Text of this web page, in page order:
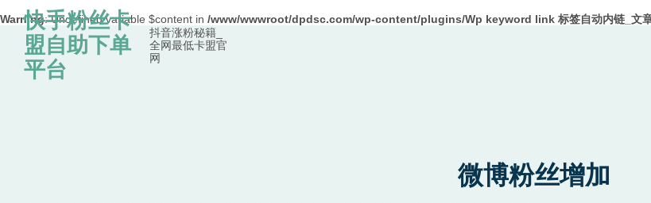
Warning: Undefined variable $content in /www/wwwroot/dpdsc.com/wp-content/plugins/Wp keyword link 标签自动内链_文
Skip to content
快手粉丝卡
盟自助下单
平台
抖音涨粉秘籍_
全网最低卡盟官
网
微博粉丝增加